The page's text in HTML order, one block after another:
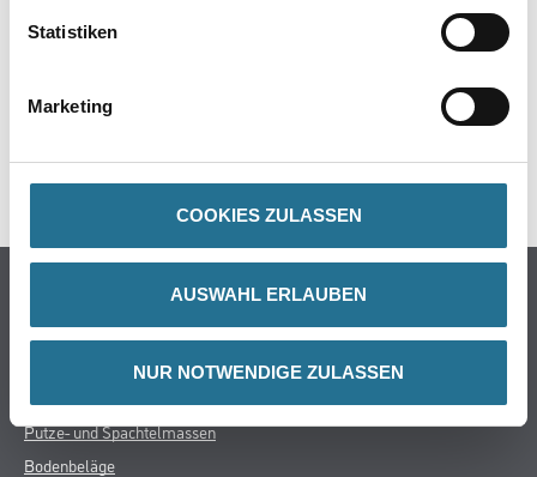
Statistiken
Marketing
COOKIES ZULASSEN
AUSWAHL ERLAUBEN
NUR NOTWENDIGE ZULASSEN
DATENBLÄTTER
SPEZIFIKATIONEN
Farbe
Putze- und Spachtelmassen
Bodenbeläge